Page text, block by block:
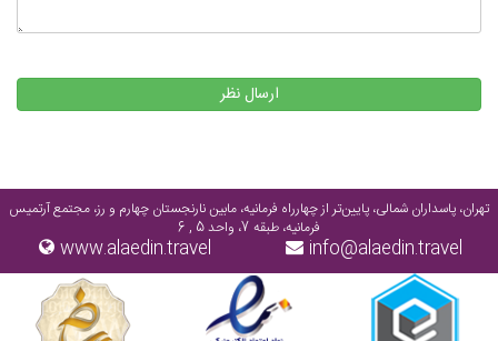
ارسال نظر
تهران، پاسداران شمالی، پایین‌تر از چهارراه فرمانیه، مابین نارنجستان چهارم و رز، مجتمع آرتمیس
فرمانیه، طبقه 7، واحد 5 , 6
info@alaedin.travel
www.alaedin.travel